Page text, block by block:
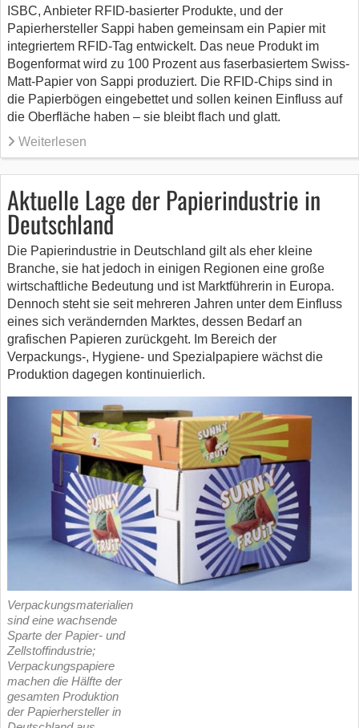
ISBC, Anbieter RFID-basierter Produkte, und der
Papierhersteller Sappi haben gemeinsam ein Papier mit
integriertem RFID-Tag entwickelt. Das neue Produkt im
Bogenformat wird zu 100 Prozent aus faserbasiertem Swiss-
Matt-Papier von Sappi produziert. Die RFID-Chips sind in
die Papierbögen eingebettet und sollen keinen Einfluss auf
die Oberfläche haben – sie bleibt flach und glatt.
Weiterlesen
Aktuelle Lage der Papierindustrie in
Deutschland
Die Papierindustrie in Deutschland gilt als eher kleine
Branche, sie hat jedoch in einigen Regionen eine große
wirtschaftliche Bedeutung und ist Marktführerin in Europa.
Dennoch steht sie seit mehreren Jahren unter dem Einfluss
eines sich verändernden Marktes, dessen Bedarf an
grafischen Papieren zurückgeht. Im Bereich der
Verpackungs-, Hygiene- und Spezialpapiere wächst die
Produktion dagegen kontinuierlich.
Verpackungsmaterialien
sind eine wachsende
Sparte der Papier- und
Zellstoffindustrie;
Verpackungspapiere
machen die Hälfte der
gesamten Produktion
der Papierhersteller in